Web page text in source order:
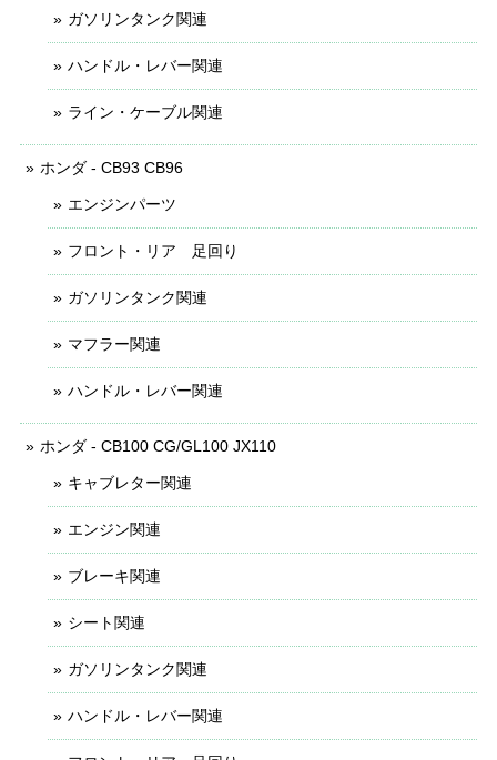
ガソリンタンク関連
ハンドル・レバー関連
ライン・ケーブル関連
ホンダ - CB93 CB96
エンジンパーツ
フロント・リア 足回り
ガソリンタンク関連
マフラー関連
ハンドル・レバー関連
ホンダ - CB100 CG/GL100 JX110
キャブレター関連
エンジン関連
ブレーキ関連
シート関連
ガソリンタンク関連
ハンドル・レバー関連